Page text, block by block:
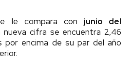
le compara con junio del
nueva cifra se encuentra 2,46
por encima de su par del año